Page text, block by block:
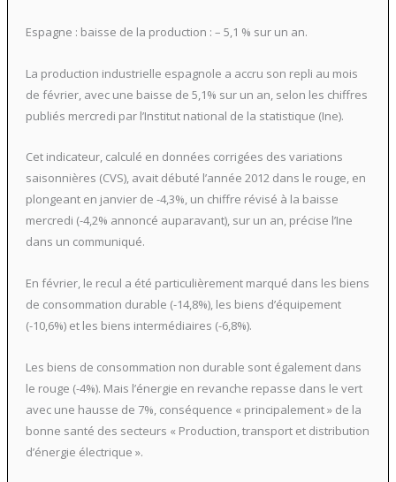
Espagne : baisse de la production : – 5,1 % sur un an.
La production industrielle espagnole a accru son repli au mois
de février, avec une baisse de 5,1% sur un an, selon les chiffres
publiés mercredi par l’Institut national de la statistique (Ine).
Cet indicateur, calculé en données corrigées des variations
saisonnières (CVS), avait débuté l’année 2012 dans le rouge, en
plongeant en janvier de -4,3%, un chiffre révisé à la baisse
mercredi (-4,2% annoncé auparavant), sur un an, précise l’Ine
dans un communiqué.
En février, le recul a été particulièrement marqué dans les biens
de consommation durable (-14,8%), les biens d’équipement
(-10,6%) et les biens intermédiaires (-6,8%).
Les biens de consommation non durable sont également dans
le rouge (-4%). Mais l’énergie en revanche repasse dans le vert
avec une hausse de 7%, conséquence « principalement » de la
bonne santé des secteurs « Production, transport et distribution
d’énergie électrique ».